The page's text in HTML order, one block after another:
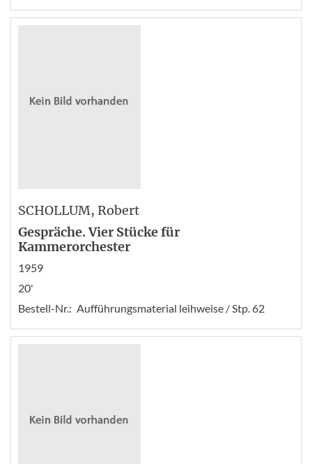
SCHOLLUM, Robert
Gespräche. Vier Stücke für
Kammerorchester
1959
20'
Bestell-Nr.: Aufführungsmaterial leihweise / Stp. 62